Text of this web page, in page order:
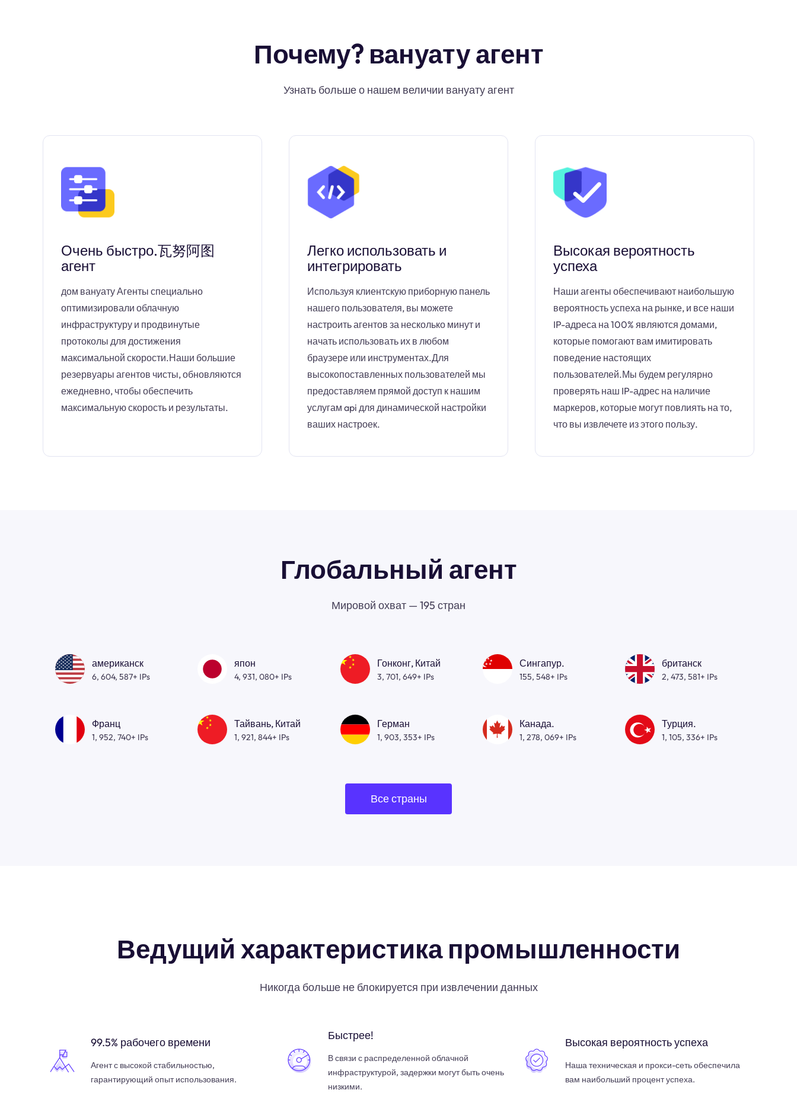
Почему? вануату агент
Узнать больше о нашем величии вануату агент
Очень быстро.瓦努阿图
агент
дом вануату Агенты специально
оптимизировали облачную
инфраструктуру и продвинутые
протоколы для достижения
максимальной скорости.Наши большие
резервуары агентов чисты, обновляются
ежедневно, чтобы обеспечить
максимальную скорость и результаты.
Легко использовать и
интегрировать
Используя клиентскую приборную панель
нашего пользователя, вы можете
настроить агентов за несколько минут и
начать использовать их в любом
браузере или инструментах.Для
высокопоставленных пользователей мы
предоставляем прямой доступ к нашим
услугам api для динамической настройки
ваших настроек.
Высокая вероятность
успеха
Наши агенты обеспечивают наибольшую
вероятность успеха на рынке, и все наши
IP-адреса на 100% являются домами,
которые помогают вам имитировать
поведение настоящих
пользователей.Мы будем регулярно
проверять наш IP-адрес на наличие
маркеров, которые могут повлиять на то,
что вы извлечете из этого пользу.
Глобальный агент
Мировой охват — 195 стран
американск
6, 604, 587+ IPs
япон
4, 931, 080+ IPs
Гонконг, Китай
3, 701, 649+ IPs
Сингапур.
155, 548+ IPs
британск
2, 473, 581+ IPs
Франц
1, 952, 740+ IPs
Тайвань, Китай
1, 921, 844+ IPs
Герман
1, 903, 353+ IPs
Канада.
1, 278, 069+ IPs
Турция.
1, 105, 336+ IPs
Все страны
Ведущий характеристика промышленности
Никогда больше не блокируется при извлечении данных
99.5% рабочего времени
Агент с высокой стабильностью,
гарантирующий опыт использования.
Быстрее!
В связи с распределенной облачной
инфраструктурой, задержки могут быть очень
низкими.
Высокая вероятность успеха
Наша техническая и прокси-сеть обеспечила
вам наибольший процент успеха.